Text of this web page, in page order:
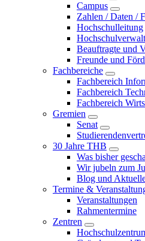
Campus
Zahlen / Daten /
Hochschulleitung
Beauftragte und
Freunde und
Fachbereiche
Fachbereich
Fachbereich
Fachbereich
Gremien
Senat
30 Jahre THB
Was bisher
Wir jubeln zum
Blog und
Termine &
Veranstaltungen
Rahmentermine
Zentren